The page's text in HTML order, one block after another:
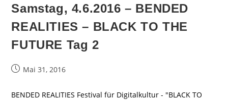
Samstag, 4.6.2016 – BENDED
REALITIES – BLACK TO THE
FUTURE Tag 2
BeitragMai 31, 2016
BENDED REALITIES Festival für Digitalkultur - "BLACK TO